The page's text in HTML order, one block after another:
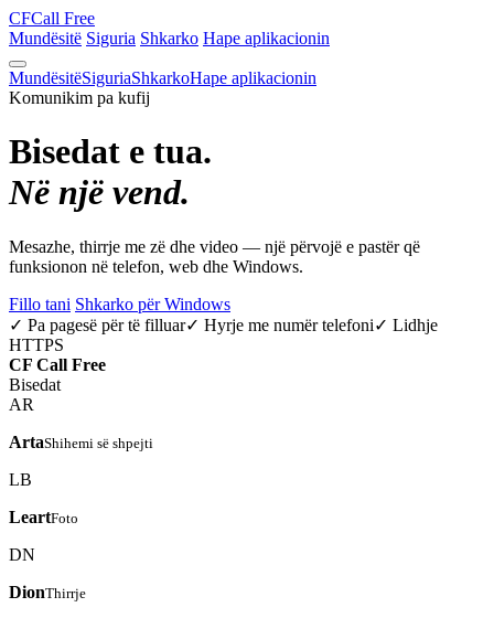
CFCall Free
Mundësitë Siguria Shkarko Hape aplikacionin
MundësitëSiguriaShkarkoHape aplikacionin
Komunikim pa kufij
Bisedat e tua.
Në një vend.
Mesazhe, thirrje me zë dhe video — një përvojë e pastër që
funksionon në telefon, web dhe Windows.
Fillo tani Shkarko për Windows
✓ Pa pagesë për të filluar✓ Hyrje me numër telefoni✓ Lidhje
HTTPS
CF Call Free
Bisedat
AR
ArtaShihemi së shpejti
LB
LeartFoto
DN
DionThirrje